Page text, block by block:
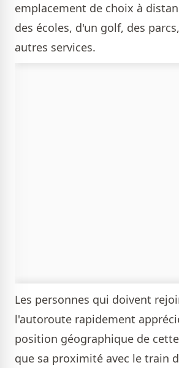
emplacement de choix à
des écoles, d'un golf, des
autres services.
Les personnes qui doivent
l'autoroute rapidement
position géographique de
que sa proximité avec le train